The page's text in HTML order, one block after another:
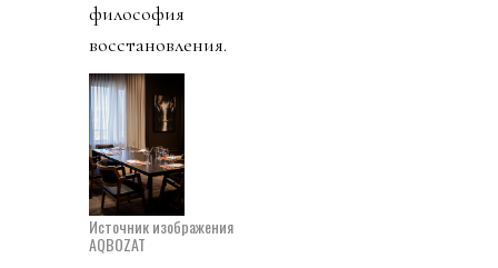
философия
восстановления.
Источник изображения
AQBOZAT